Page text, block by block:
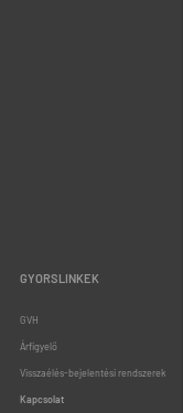
GYORSLINKEK
GVH
Árfigyelő
Visszaélés-bejelentési rendszerek
Kapcsolat